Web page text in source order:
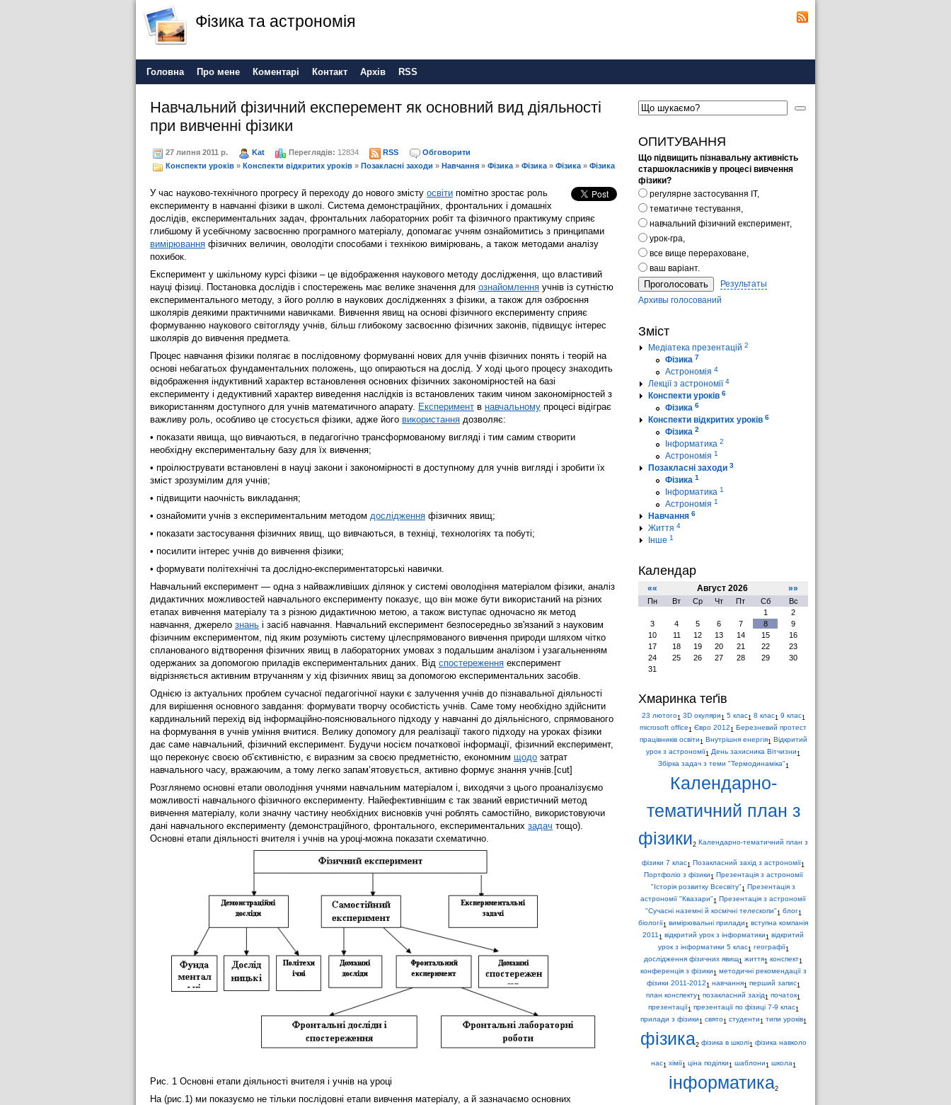
Фізика та астрономія
Головна Про мене Коментарі Контакт Архів RSS
Навчальний фізичний експеремент як основний вид діяльності
при вивченні фізики
27 липня 2011 р. Kat Переглядів: 12834 RSS
Обговорити
Конспекти уроків » Конспекти відкритих уроків » Позакласні заходи » Навчання » Фізика » Фізика » Фізика » Фізика
У час науково-технічного прогресу й переходу до нового змісту освіти помітно зростає роль
експерименту в навчанні фізики в школі. Система демонстраційних, фронтальних і домашніх
дослідів, експериментальних задач, фронтальних лабораторних робіт та фізичного практикуму сприяє
глибшому й усебічному засвоєнню програмного матеріалу, допомагає учням ознайомитись з принципами
вимірювання фізичних величин, оволодіти способами і технікою вимірювань, а також методами аналізу
похибок.
Експеримент у шкільному курсі фізики – це відображення наукового методу дослідження, що властивий
науці фізиці. Постановка дослідів і спостережень має велике значення для ознайомлення учнів із сутністю
експериментального методу, з його роллю в наукових дослідженнях з фізики, а також для озброєння
школярів деякими практичними навичками. Вивчення явищ на основі фізичного експерименту сприяє
формуванню наукового світогляду учнів, більш глибокому засвоєнню фізичних законів, підвищує інтерес
школярів до вивчення предмета.
Процес навчання фізики полягає в послідовному формуванні нових для учнів фізичних понять і теорій на
основі небагатьох фундаментальних положень, що опираються на дослід. У ході цього процесу знаходить
відображення індуктивний характер встановлення основних фізичних закономірностей на базі
експерименту і дедуктивний характер виведення наслідків із встановлених таким чином закономірностей з
використанням доступного для учнів математичного апарату. Експеримент в навчальному процесі відіграє
важливу роль, особливо це стосується фізики, адже його використання дозволяє:
• показати явища, що вивчаються, в педагогічно трансформованому вигляді і тим самим створити
необхідну експериментальну базу для їх вивчення;
• проілюструвати встановлені в науці закони і закономірності в доступному для учнів вигляді і зробити їх
зміст зрозумілим для учнів;
• підвищити наочність викладання;
• ознайомити учнів з експериментальним методом дослідження фізичних явищ;
• показати застосування фізичних явищ, що вивчаються, в техніці, технологіях та побуті;
• посилити інтерес учнів до вивчення фізики;
• формувати політехнічні та дослідно-експериментаторські навички.
Навчальний експеримент — одна з найважливіших ділянок у системі оволодіння матеріалом фізики, аналіз
дидактичних можливостей навчального експерименту показує, що він може бути використаний на різних
етапах вивчення матеріалу та з різною дидактичною метою, а також виступає одночасно як метод
навчання, джерело знань і засіб навчання. Навчальний експеримент безпосередньо зв'язаний з науковим
фізичним експериментом, під яким розуміють систему цілеспрямованого вивчення природи шляхом чітко
спланованого відтворення фізичних явищ в лабораторних умовах з подальшим аналізом і узагальненням
одержаних за допомогою приладів експериментальних даних. Від спостереження експеримент
відрізняється активним втручанням у хід фізичних явищ за допомогою експериментальних засобів.
Однією із актуальних проблем сучасної педагогічної науки є залучення учнів до пізнавальної діяльності
для вирішення основного завдання: формувати творчу особистість учнів. Саме тому необхідно здійснити
кардинальний перехід від інформаційно-пояснювального підходу у навчанні до діяльнісного, спрямованого
на формування в учнів уміння вчитися. Велику допомогу для реалізації такого підходу на уроках фізики
дає саме навчальний, фізичний експеримент. Будучи носієм початкової інформації, фізичний експеримент,
що переконує своєю об’єктивністю, є виразним за своєю предметністю, економним щодо затрат
навчального часу, вражаючим, а тому легко запам’ятовується, активно формує знання учнів.[cut]
Розглянемо основні етапи оволодіння учнями навчальним матеріалом і, виходячи з цього проаналізуємо
можливості навчального фізичного експерименту. Найефективнішим є так званий евристичний метод
вивчення матеріалу, коли значну частину необхідних висновків учні роблять самостійно, використовуючи
дані навчального експерименту (демонстраційного, фронтального, експериментальних задач тощо).
Основні етапи діяльності вчителя і учнів на уроці-можна показати схематично.
Рис. 1 Основні етапи діяльності вчителя і учнів на уроці
На (рис.1) ми показуємо не тільки послідовні етапи вивчення матеріалу, а й зазначаємо основних
ОПИТУВАННЯ
Що підвищить пізнавальну активність
старшокласників у процесі вивчення
фізики?
регулярне застосування ІТ,
тематичне тестування,
навчальний фізичний експеримент,
урок-гра,
все вище перераховане,
ваш варіант.
Результаты
Архивы голосований
Зміст
Медіатека презентацій 2
Фізика 7
Астрономія 4
Лекції з астрономії4
Конспекти уроків 6
Фізика 6
Конспекти відкритих уроків 6
Фізика 2
Інформатика 2
Астрономія 1
Позакласні заходи 3
Фізика 1
Інформатика 1
Астрономія 1
Навчання 6
Життя 4
Інше 1
Календар
«« Август 2026 »»
Пн Вт Ср Чт Пт Сб
Вс
1
2
3
4 5 6 7 8
9
10
11 12 13 14 15
16
17
18 19 20 21 22
23
24
25 26 27 28 29
30
31
Хмаринка теґів
23 лютого1 3D окуляри1 5 клас1 8 клас1 9 клас1
microsoft office1 Євро 20121 Березневий протест
працівників освіти1 Внутрішня енергія1 Відкритий
урок з астрономії1 День захисника Вітчизни1
Збірка задач з теми "Термодинаміка"1
Календарно-
тематичний план з
фізики2 Календарно-тематичний план з
фізики 7 клас1 Позакласний захід з астрономії1
Портфоліо з фізики1 Презентація з астрономії
"Історія розвитку Всесвіту"1 Презентація з
астрономії "Квазари"1 Презентація з астрономії
"Сучасні наземні й космічні телескопи"1 блог1
біології1 вимірювальні прилади1 вступна компанія
2011 1 відкритий урок з інформатики1 відкритий
урок з інформатики 5 клас1 географії1
дослідження фізичних явищ1 життя1 конспект1
конференція з фізики1 методичні рекомендації з
фізики 2011-20121 навчання1 перший запис1
план конспекту1 позакласний захід1 початок1
презентації1 презентації по фізиці 7-9 клас1
прилади з фізики1 свято1 студенти1 типи уроків1
фізика2 фізика в школі1 фізика навколо
нас1 хімії1 ціна поділки1 шаблони1 школа1
інформатика2